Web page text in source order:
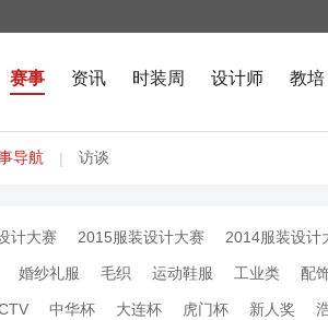
赛事 资讯 时装周 设计师 教培
导航 | 访谈
计大赛 2015服装设计大赛 2014服装设计
婚纱礼服 毛织 运动鞋服 工业类 配
中华杯 大连杯 虎门杯 新人奖